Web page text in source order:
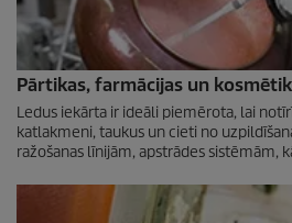
Pārtikas, farmācijas un
Ledus iekārta ir ideāli piemērota, lai
katlakmeni, taukus un cieti no
ražošanas līnijām, apstrādes sistēmām,